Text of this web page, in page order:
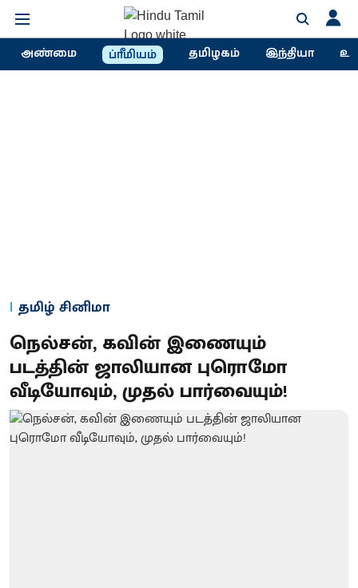
அண்மை ப்ரீமியம் தமிழகம் இந்தியா
தமிழ் சினிமா
நெல்சன், கவின் இணையும்
படத்தின் ஜாலியான புரொமோ
வீடியோவும், முதல் பார்வையும்!